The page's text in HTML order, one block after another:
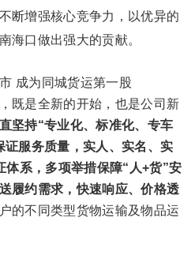
断增强核心竞争力，以优异的
海口做出强大的贡献。
是全新的开始，也是公司新
坚持“专业化、标准化、专车
服务质量，实人、实名、实
体系，多项举措保障“人+货”安
履约需求，快速响应、价格透
的不同类型货物运输及物品运